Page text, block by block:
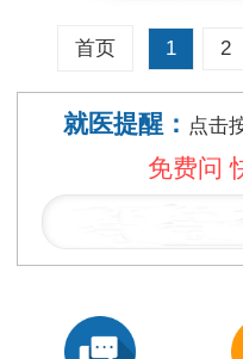
首页 1 2
就医提醒： 点击
免费问